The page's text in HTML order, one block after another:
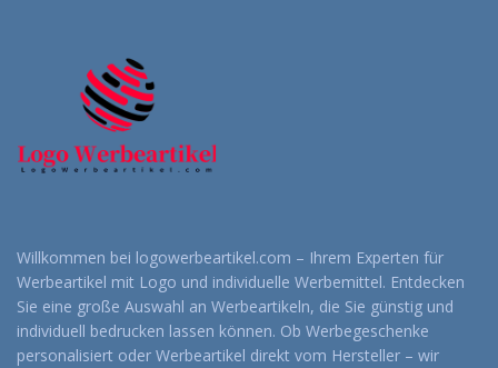
Willkommen bei logowerbeartikel.com – Ihrem Experten für
Werbeartikel mit Logo und individuelle Werbemittel. Entdecken
Sie eine große Auswahl an Werbeartikeln, die Sie günstig und
individuell bedrucken lassen können. Ob Werbegeschenke
personalisiert oder Werbeartikel direkt vom Hersteller – wir